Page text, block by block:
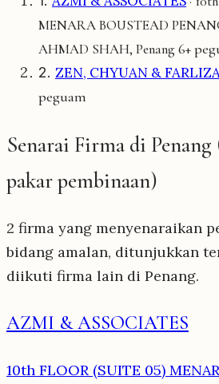
MENARA BOUSTEAD
AHMAD SHAH, Penang6+
2. ZEN, CHYUAN &
peguam
Senarai Firma di
pakar pembinaan)
2 firma yang menyenaraikan
bidang amalan, ditunjukkan
diikuti firma lain di Penang.
AZMI & ASSOCIATES
10th FLOOR (SUITE 05)